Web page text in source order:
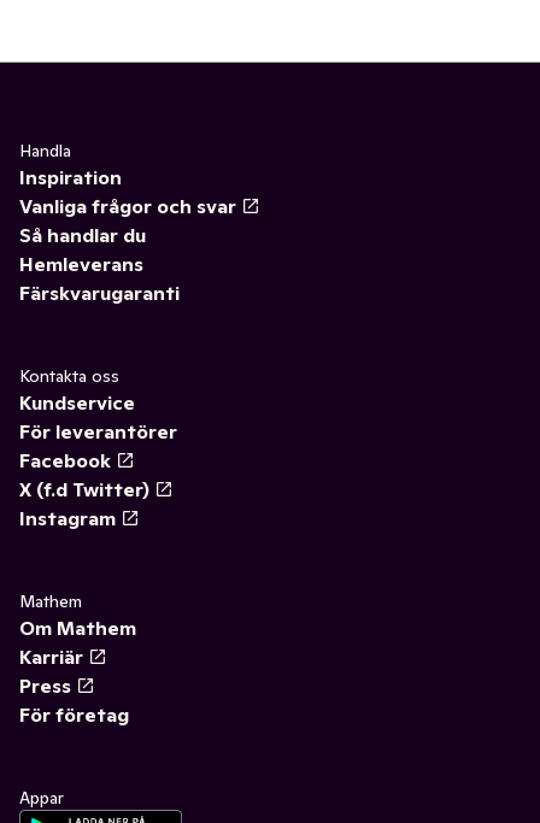
Handla
Inspiration
Vanliga frågor och svar
Så handlar du
Hemleverans
Färskvarugaranti
Kontakta oss
Kundservice
För leverantörer
Facebook
X (f.d Twitter)
Instagram
Mathem
Om Mathem
Karriär
Press
För företag
Appar